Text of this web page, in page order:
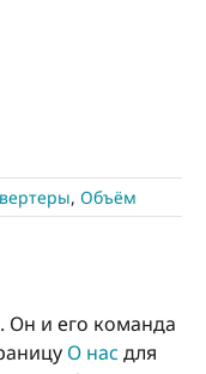
, Объём
Он и его команда
О нас для